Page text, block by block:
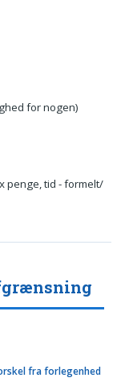
for nogen)
penge, tid - formelt/
fra forlegenhed